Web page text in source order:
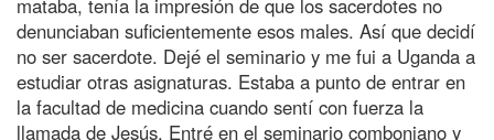
mataba, tenía la impresión de que los sacerdotes no
denunciaban suficientemente esos males. Así que decidí
no ser sacerdote. Dejé el seminario y me fui a Uganda a
estudiar otras asignaturas. Estaba a punto de entrar en
la facultad de medicina cuando sentí con fuerza la
llamada de Jesús. Entré en el seminario comboniano y